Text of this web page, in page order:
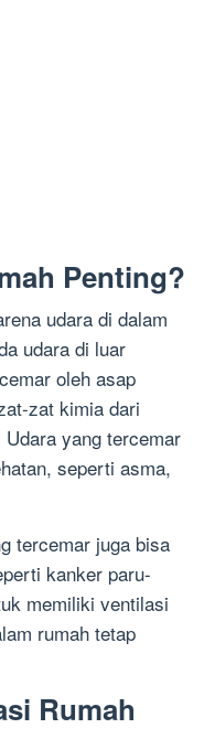
Penting?
udara di dalam
udara di luar
oleh asap
zat kimia dari
yang tercemar
seperti asma,
tercemar juga bisa
kanker paru-
memiliki ventilasi
rumah tetap
Rumah